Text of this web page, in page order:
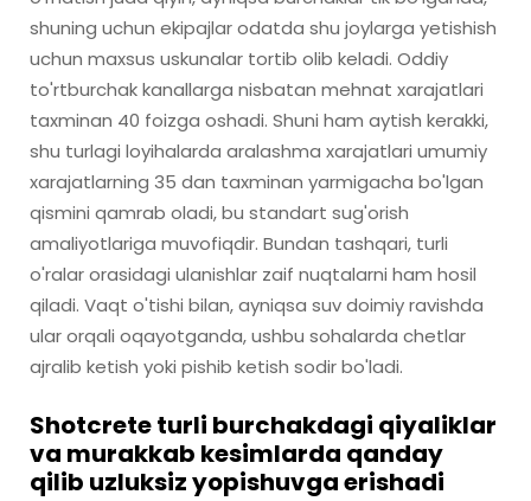
shuning uchun ekipajlar odatda shu joylarga yetishish
uchun maxsus uskunalar tortib olib keladi. Oddiy
to'rtburchak kanallarga nisbatan mehnat xarajatlari
taxminan 40 foizga oshadi. Shuni ham aytish kerakki,
shu turlagi loyihalarda aralashma xarajatlari umumiy
xarajatlarning 35 dan taxminan yarmigacha bo'lgan
qismini qamrab oladi, bu standart sug'orish
amaliyotlariga muvofiqdir. Bundan tashqari, turli
o'ralar orasidagi ulanishlar zaif nuqtalarni ham hosil
qiladi. Vaqt o'tishi bilan, ayniqsa suv doimiy ravishda
ular orqali oqayotganda, ushbu sohalarda chetlar
ajralib ketish yoki pishib ketish sodir bo'ladi.
Shotcrete turli burchakdagi qiyaliklar
va murakkab kesimlarda qanday
qilib uzluksiz yopishuvga erishadi